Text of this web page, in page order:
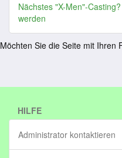
Nächstes "X-Men"-
werden
Möchten Sie die Seite mit Ihren
HILFE
Administrator kontaktieren